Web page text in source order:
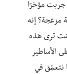
جربت مؤخرًا
مزعجة؟ إنه
كنت ترى هذه
الأساطير
نتعمّق في